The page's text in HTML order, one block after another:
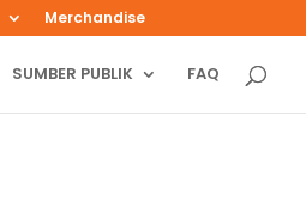
Merchandise
SUMBER PUBLIK FAQ